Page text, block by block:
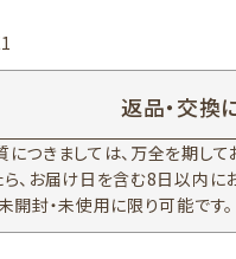
返品・交換
つきましては、万全を期し
、お届け日を含む8日以内に
開封・未使用に限り可能です。